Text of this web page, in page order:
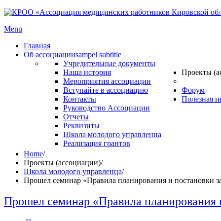
Menu
Главная
Об ассоциацииsampel subtitle
Учредительные документы
Наша история
Мероприятия ассоциации
Вступайте в ассоциацию
Контакты
Руководство Ассоциации
Отчеты
Реквизиты
Проекты
Школа молодого управленца
Реализация грантов
Форум
Полезная
Home/
Проекты (ассоциации)/
Школа молодого управленца/
Прошел семинар «Правила планирования и постановки
Прошел семинар «Правила планирования